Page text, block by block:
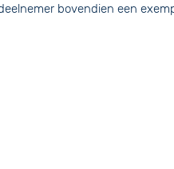
bovendien een